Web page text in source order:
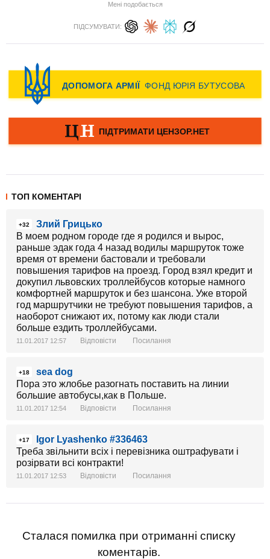
Мені подобається
ПІДСУМУВАТИ:
ТОП КОМЕНТАРІ
+32
Злий Грицько
В моем родном городе где я родился и вырос,
раньше эдак года 4 назад водилы маршруток тоже
время от времени бастовали и требовали
повышения тарифов на проезд. Город взял кредит и
докупил львовских троллейбусов которые намного
комфортней маршруток и без шансона. Уже второй
год маршрутчики не требуют повышения тарифов, а
наоборот снижают их, потому как люди стали
больше ездить троллейбусами.
11.01.2017 12:57 Відповісти Посилання
+18
sea dog
Пора это жлобье разогнать поставить на линии
большие автобусы,как в Польше.
11.01.2017 12:54 Відповісти Посилання
+17
Igor Lyashenko #336463
Треба звільнити всіх і перевізника оштрафувати і
розірвати всі контракти!
11.01.2017 12:53 Відповісти Посилання
Сталася помилка при отриманні списку
коментарів.